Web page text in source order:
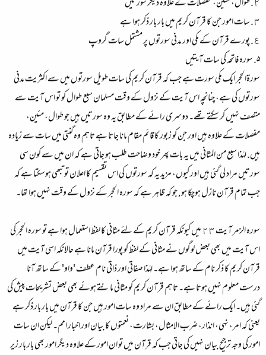
٢. طوال، مئین، مفصلات کے علاوہ دیگر سورتیں
٣. سات امور جن کا قرآن کریم میں بار بار ذکر ہوا ہے
٤. پورے قرآن کے مکی اور مدنی سورتوں پر مشتمل سات گروپ
۵. سوره فاتحہ کی سات آیتیں
سورۃالحجر ایک مکی سورت ہے جب کہ قرآن کریم کی سات طویل سورتوں میں سے اکثریت مدنی
سورتوں کی ہے، چنانچہ اس آیت کے نزول کے وقت مسلمان سبع طوال کو تو اس آیت سے
متصف نہیں کر سکتے تھے۔ دوسری رائے کے مطابق یہ وہ سورتیں ہیں جو طوال، مئین،
مفصلات کے علاوہ ہیں اور جن کو زبور کا قائم مقام مانا جاتا ہے تاہم وہ گنتی میں سات سے زیادہ
ہیں. لہٰذا سبع من المثانی میں یہ بات پھر خود وضاحت طلب ہو جاتی ہے کہ ان میں سے کون سی
سورتیں مراد لی گئی ہیں اور کیوں، مزید یہ کہ سورتوں کی اس تقسیم کا اعلان تو تبھی ہوسکتا ہے کہ
جب تمام قرآن نازل ہوچکا ہو, جو کہ ظاہر ہے کہ سورہ الحجر کے نزول کے وقت نہیں ہوا تھا۔
سوره الزمر آیت ٢٣ میں کیونکہ قرآن کریم کے لئے مثانی کا لفظ استعمال ہوا ہے تو سورہ الحجر کی
اس آیت میں بھی بعض لوگوں نے مثانی کے لفظ کو پورا قرآن مانا ہے حالانکہ اسی آیت میں
قرآن کریم کا ذکر نام کے ساتھ ہوا ہے۔ لہٰذا صفاتی اور ذاتی نام عطف 'واو' کے ساتھ آنا
درست معلوم نہیں ہوتا ہے۔ تاہم قرآن کریم کو مثانی مانتے ہوئے بھی بعض تشریحات پیش کی
گئی ہیں۔ ایک رائے کے مطابق ان سے مراد وہ سات امور ہیں جن کا قرآن میں بار بار ذکر ہے
یعنی کہ امر، نہی، انذار، ضرب الامثال، بشارت، نعمتوں کا بیان اور اخبار امم۔ لیکن ان سات
امور کی وجہ ترجیح بیان نہیں کی جاتی جب کہ قرآن میں تو ان امور کے علاوہ دیگر امور بھی بار بار زیر